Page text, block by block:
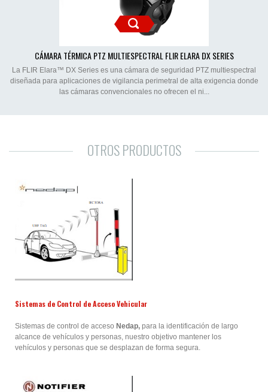
CÁMARA TÉRMICA PTZ MULTIESPECTRAL FLIR ELARA DX SERIES
La FLIR Elara™ DX Series es una cámara de seguridad PTZ multiespectral
diseñada para aplicaciones de vigilancia perimetral de alta exigencia donde
las cámaras convencionales no ofrecen el ni...
OTROS PRODUCTOS
Sistemas de Control de Acceso Vehicular
Sistemas de control de acceso Nedap, para la identificación de largo
alcance de vehículos y personas, nuestro objetivo mantener los
vehículos y personas que se desplazan de forma segura.